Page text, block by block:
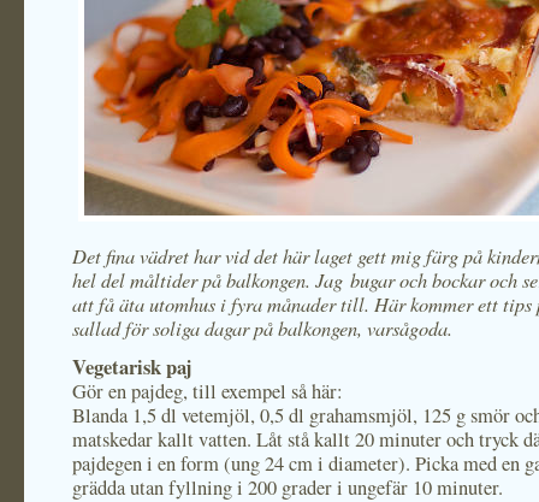
Det fina vädret har vid det här laget gett mig färg på
hel del måltider på balkongen. Jag bugar och bockar och
att få äta utomhus i fyra månader till. Här kommer ett tips
sallad för soliga dagar på balkongen, varsågoda.
Vegetarisk paj
Gör en pajdeg, till exempel så här:
Blanda 1,5 dl vetemjöl, 0,5 dl grahamsmjöl, 125 g smör
matskedar kallt vatten. Låt stå kallt 20 minuter och tryck
pajdegen i en form (ung 24 cm i diameter). Picka med en
grädda utan fyllning i 200 grader i ungefär 10 minuter.